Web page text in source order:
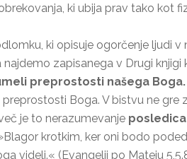
ki ubija prav tako kot
ki opisuje ogorčenje ljudi
zapisanega v Drugi knjigi
preprostosti našega Boga.
Boga. V bistvu ne gre
je to nerazumevanje
krotkim, ker oni bodo
videli.« (Evangelij po Mateju